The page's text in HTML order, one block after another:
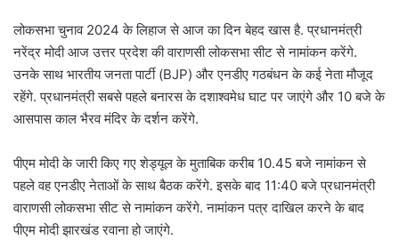
लोकसभा चुनाव 2024 के लिहाज से आज का दिन बेहद खास है. प्रधानमंत्री
नरेंद्र मोदी आज उत्तर प्रदेश की वाराणसी लोकसभा सीट से नामांकन करेंगे.
उनके साथ भारतीय जनता पार्टी (BJP) और एनडीए गठबंधन के कई नेता मौजूद
रहेंगे. प्रधानमंत्री सबसे पहले बनारस के दशाश्वमेध घाट पर जाएंगे और 10 बजे के
आसपास काल भैरव मंदिर के दर्शन करेंगे.
पीएम मोदी के जारी किए गए शेड्यूल के मुताबिक करीब 10.45 बजे नामांकन से
पहले वह एनडीए नेताओं के साथ बैठक करेंगे. इसके बाद 11:40 बजे प्रधानमंत्री
वाराणसी लोकसभा सीट से नामांकन करेंगे. नामांकन पत्र दाखिल करने के बाद
पीएम मोदी झारखंड रवाना हो जाएंगे.